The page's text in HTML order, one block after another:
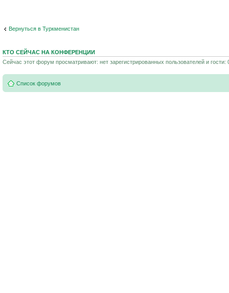
Вернуться в Туркменистан
КТО СЕЙЧАС НА КОНФЕРЕНЦИИ
Сейчас этот форум просматривают: нет зарегистрированных пользователей и гости:
Список форумов